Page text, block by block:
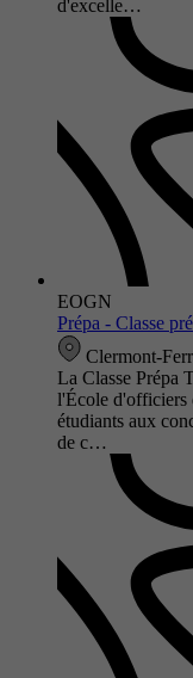
d'excelle…
EOGN
Prépa - Classe
Clermont-
La Classe Prépa
l'École d'officiers
étudiants aux
de c…